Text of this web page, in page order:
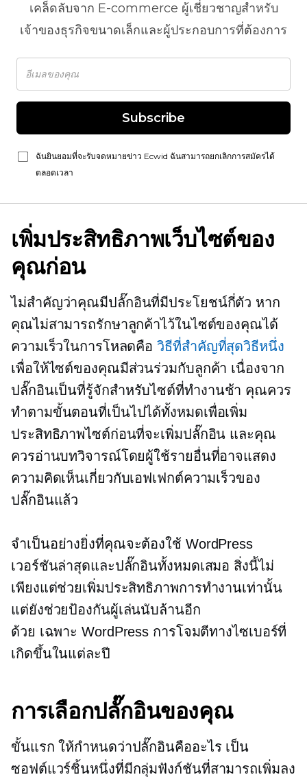
เคล็ดลับจาก E-commerce ผู้เชี่ยวชาญสำหรับ
เจ้าของธุรกิจขนาดเล็กและผู้ประกอบการที่ต้องการ
Subscribe
ฉันยินยอมที่จะรับจดหมายข่าว Ecwid ฉันสามารถยกเลิกการสมัครได้
ตลอดเวลา
เพิ่มประสิทธิภาพเว็บไซต์ของ
คุณก่อน
ไม่สำคัญว่าคุณมีปลั๊กอินที่มีประโยชน์กี่ตัว หาก
คุณไม่สามารถรักษาลูกค้าไว้ในไซต์ของคุณได้
ความเร็วในการโหลดคือวิธีที่สำคัญที่สุดวิธีหนึ่ง
เพื่อให้ไซต์ของคุณมีส่วนร่วมกับลูกค้า เนื่องจาก
ปลั๊กอินเป็นที่รู้จักสำหรับไซต์ที่ทำงานช้า คุณควร
ทำตามขั้นตอนที่เป็นไปได้ทั้งหมดเพื่อเพิ่ม
ประสิทธิภาพไซต์ก่อนที่จะเพิ่มปลั๊กอิน และคุณ
ควรอ่านบทวิจารณ์โดยผู้ใช้รายอื่นที่อาจแสดง
ความคิดเห็นเกี่ยวกับเอฟเฟกต์ความเร็วของ
ปลั๊กอินแล้ว
จำเป็นอย่างยิ่งที่คุณจะต้องใช้ WordPress
เวอร์ชันล่าสุดและปลั๊กอินทั้งหมดเสมอ สิ่งนี้ไม่
เพียงแต่ช่วยเพิ่มประสิทธิภาพการทำงานเท่านั้น
แต่ยังช่วยป้องกันผู้เล่นนับล้านอีก
ด้วย เฉพาะ WordPress การโจมตีทางไซเบอร์ที่
เกิดขึ้นในแต่ละปี
การเลือกปลั๊กอินของคุณ
ขั้นแรก ให้กำหนดว่าปลั๊กอินคืออะไร เป็น
ซอฟต์แวร์ชิ้นหนึ่งที่มีกลุ่มฟังก์ชันที่สามารถเพิ่มลง